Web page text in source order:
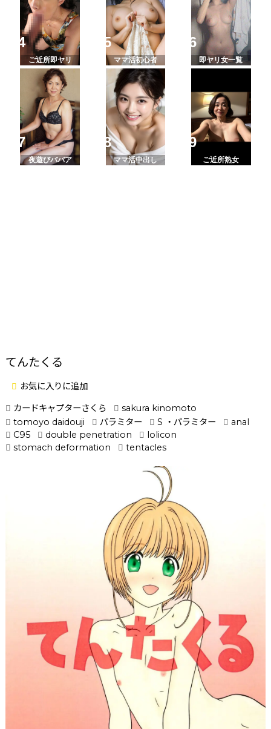
ご近所即ヤリ ママ活初心者 即ヤリ女一覧
夜遊びババア ママ活中出し ご近所熟女
てんたくる
お気に入りに追加
カードキャプターさくら
sakura kinomoto
tomoyo daidouji
パラミター S ・パラミター
anal
C95
double penetration
lolicon
stomach deformation
tentacles